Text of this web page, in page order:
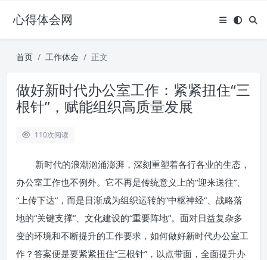
心得体会网
首页 工作体会 正文
做好新时代办公室工作：紧紧扭住“三
根针”，赋能组织高质量发展
110次阅读
新时代的浪潮汹涌澎湃，深刻重塑着各行各业的生态，
办公室工作也不例外。它不再是传统意义上的“迎来送往”、
“上传下达”，而是日渐成为组织运转的“中枢神经”、战略落
地的“关键支撑”、文化建设的“重要阵地”。面对日益复杂多
变的环境和不断提升的工作要求，如何做好新时代办公室工
作？答案便是要紧紧扭住“三根针”，以点带面，全面提升办